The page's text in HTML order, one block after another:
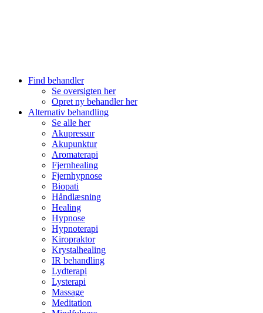
Find behandler
Se oversigten her
Opret ny behandler her
Alternativ behandling
Se alle her
Akupressur
Akupunktur
Aromaterapi
Fjernhealing
Fjernhypnose
Biopati
Håndlæsning
Healing
Hypnose
Hypnoterapi
Kiropraktor
Krystalhealing
IR behandling
Lydterapi
Lysterapi
Massage
Meditation